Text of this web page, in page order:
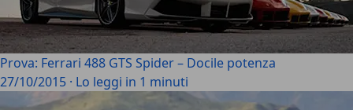
Prova: Ferrari 488 GTS Spider – Docile potenza
27/10/2015 · Lo leggi in 1 minuti